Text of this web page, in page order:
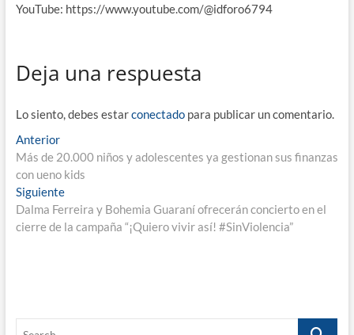
YouTube: https://www.youtube.com/@idforo6794
Deja una respuesta
Lo siento, debes estarconectadopara publicar un comentario.
Navegación
de
entradas
AnteriorEntrada
anterior:
Más de 20.000 niños y adolescentes ya gestionan sus finanzas
con ueno kids
SiguienteEntrada
siguiente:
Dalma Ferreira y Bohemia Guaraní ofrecerán concierto en el
cierre de la campaña “¡Quiero vivir así! #SinViolencia”
Search